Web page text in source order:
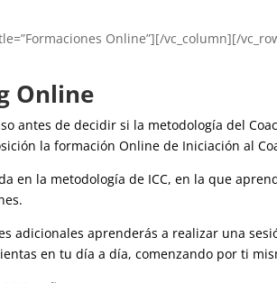
Online”][/vc_column][/
Online
antes de decidir si la metodología del
la formación Online de Iniciación al
en la metodología de ICC, en la que
adicionales aprenderás a realizar una
en tu día a día, comenzando por ti